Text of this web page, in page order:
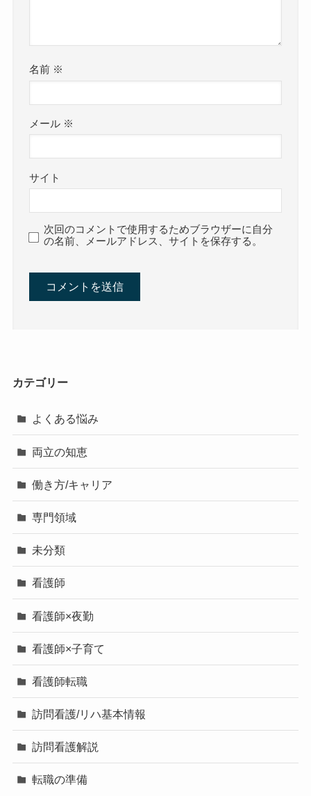
名前 ※
メール ※
サイト
次回のコメントで使用するためブラウザーに自分
の名前、メールアドレス、サイトを保存する。
カテゴリー
よくある悩み
両立の知恵
働き方/キャリア
専門領域
未分類
看護師
看護師×夜勤
看護師×子育て
看護師転職
訪問看護/リハ基本情報
訪問看護解説
転職の準備